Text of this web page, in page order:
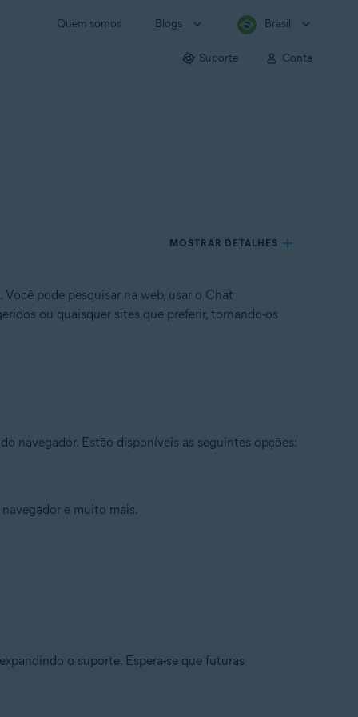
Quem somos Blogs Brasil
Suporte Conta
MOSTRAR DETALHES
pode pesquisar na web, usar o Chat
ou quaisquer sites que preferir, tornando-os
navegador. Estão disponíveis as seguintes opções:
e muito mais.
o suporte. Espera-se que futuras